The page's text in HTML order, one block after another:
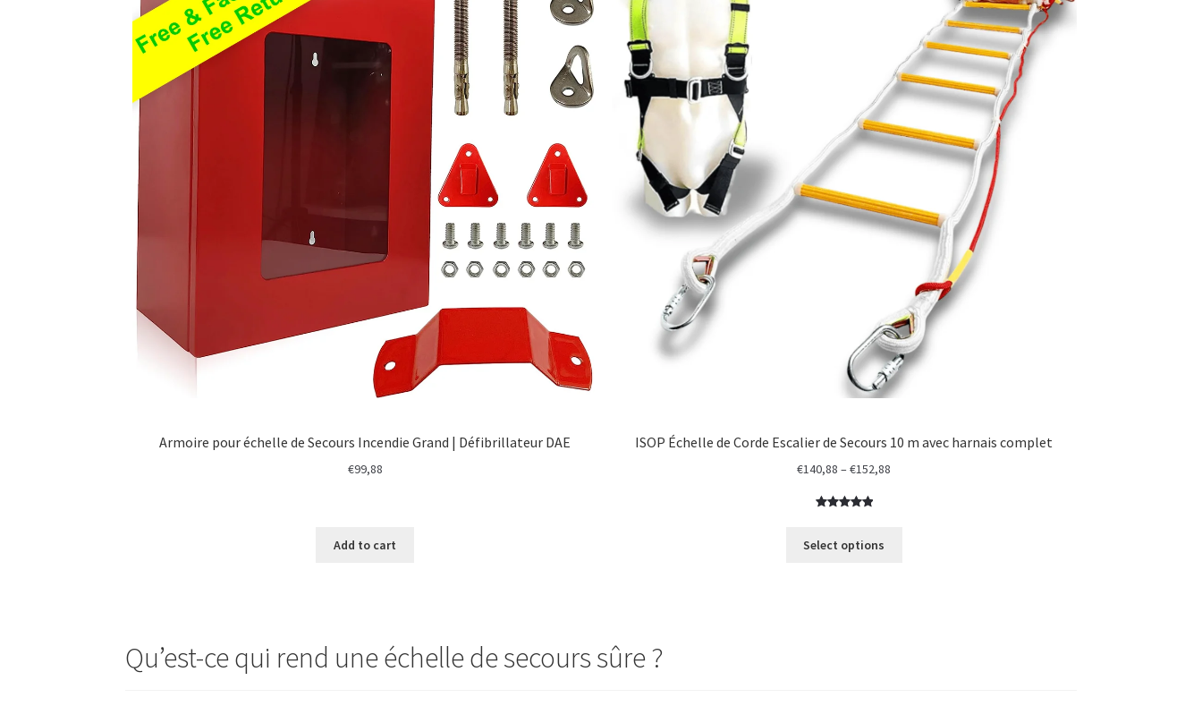
Armoire pour échelle de Secours Incendie Grand | Défibrillateur DAE
€99,88
Add to cart
ISOP Échelle de Corde Escalier de Secours 10 m avec harnais complet
€140,88 –€152,88
based on
Select options
Qu’est-ce qui rend une échelle de secours sûre ?